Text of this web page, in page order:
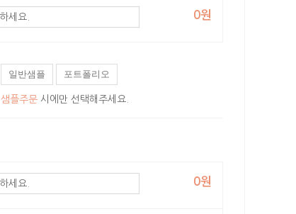
0원
일반샘플 포트폴리오
샘플주문 시에만 선택해주세요.
0원